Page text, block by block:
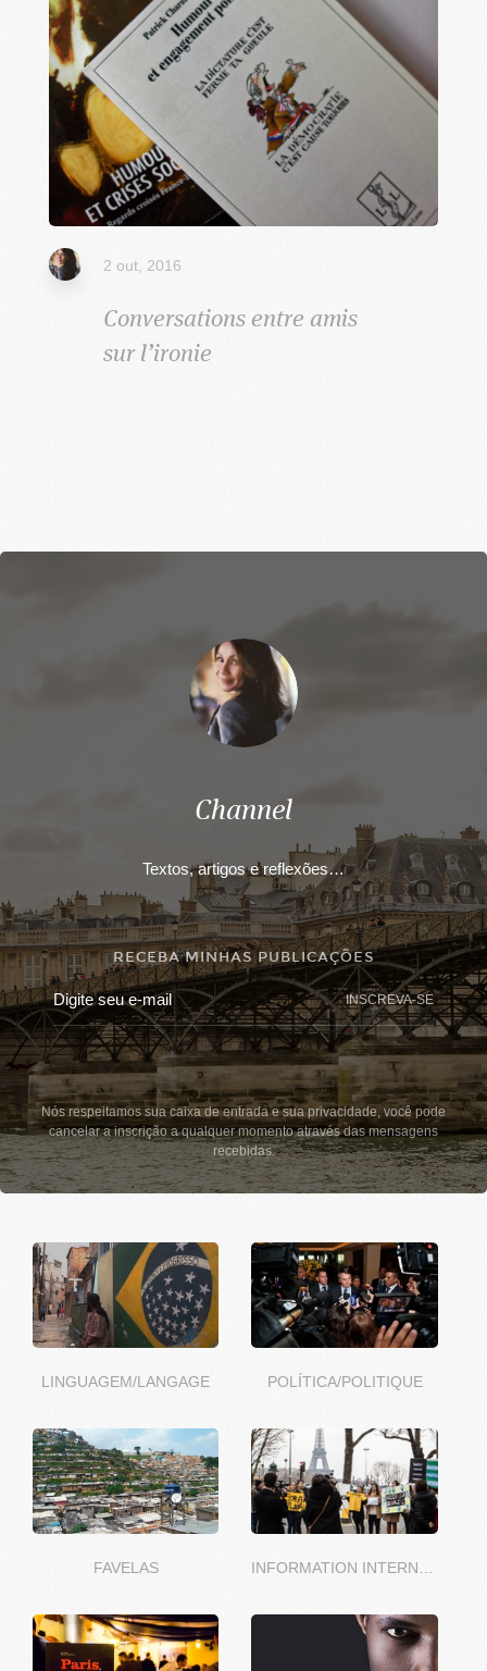
2 out, 2016
​Conversations entre amis
sur l’ironie
Channel
Textos, artigos e reflexões…
RECEBA MINHAS PUBLICAÇÕES
INSCREVA-SE
Nós respeitamos sua caixa de entrada e sua privacidade, você pode
cancelar a inscrição a qualquer momento através das mensagens
recebidas.
LINGUAGEM/LANGAGE POLÍTICA/POLITIQUE
FAVELAS